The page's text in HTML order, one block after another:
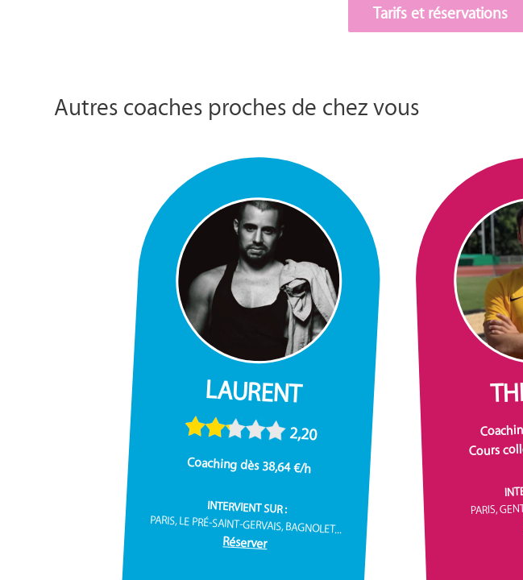
Tarifs et réservations
Autres coaches proches de chez vous
LAURENT
2,20
Coaching dès 38,64 €/h
INTERVIENT SUR :
PARIS, LE PRÉ-SAINT-GERVAIS, BAGNOLET...
Réserver
Cours
PARIS,